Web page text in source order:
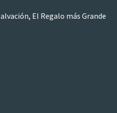
El Regalo más Grande